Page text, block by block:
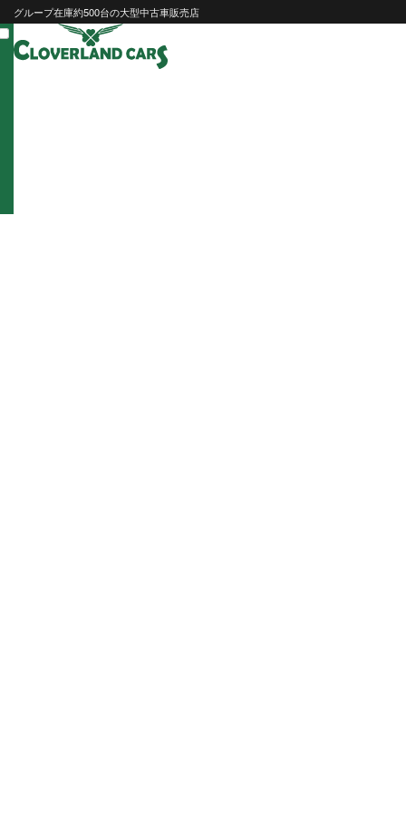
Skip
to
content
グループ在庫約500台の大型中古車販売店